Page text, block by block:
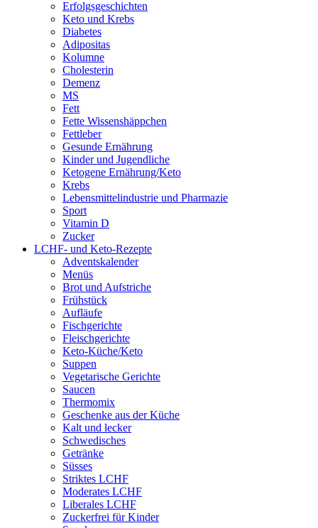
Erfolgsgeschichten
Keto und Krebs
Diabetes
Adipositas
Kolumne
Cholesterin
Demenz
MS
Fett
Fette Wissenshäppchen
Fettleber
Gesunde Ernährung
Kinder und Jugendliche
Ketogene Ernährung/Keto
Krebs
Lebensmittelindustrie und Pharmazie
Sport
Vitamin D
Zucker
LCHF- und Keto-Rezepte
Adventskalender
Menüs
Brot und Aufstriche
Frühstück
Aufläufe
Fischgerichte
Fleischgerichte
Keto-Küche/Keto
Suppen
Vegetarische Gerichte
Saucen
Thermomix
Geschenke aus der Küche
Kalt und lecker
Schwedisches
Getränke
Süsses
Striktes LCHF
Moderates LCHF
Liberales LCHF
Zuckerfrei für Kinder